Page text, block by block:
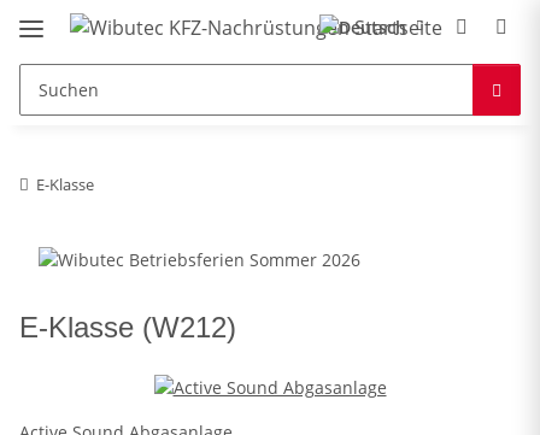
E-Klasse
E-Klasse (W212)